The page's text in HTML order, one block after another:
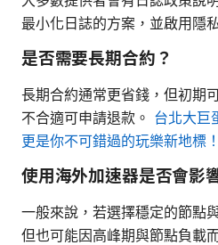
最小化日誌的方案，並啟用隱
是否需要長期合約？
長期合約通常更省錢，但初期
不合適可申請退款。 台北大巨
更是你不可錯過的玩樂新地標！
使用海外加速器是否會影
一般來說，若選擇穩定的節點
但也可能因高峰期與節點負載